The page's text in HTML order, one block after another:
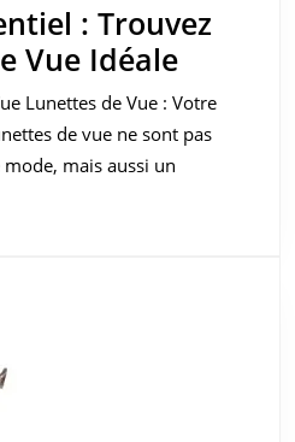
: Trouvez
Vue Idéale
:
Lunettes de Vue : Votre
de vue ne sont pas
mais aussi un